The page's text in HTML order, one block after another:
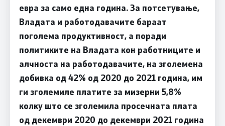
евра за само една година. За потсетување,
Владата и работодавачите бараат
поголема продуктивност, а поради
политиките на Владата кон работниците и
алчноста на работодавачите, на зголемена
добивка од 42% од 2020 до 2021 година, им
ги зголемиле платите за мизерни 5,8%
колку што се зголемила просечната плата
од декември 2020 до декември 2021 година